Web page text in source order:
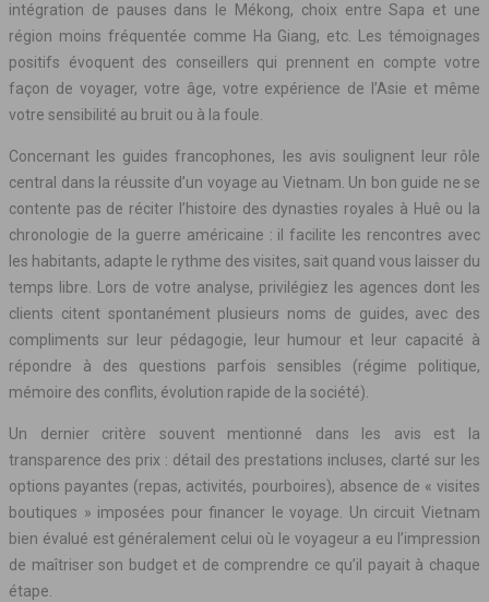
intégration de pauses dans le Mékong, choix entre Sapa et une
région moins fréquentée comme Ha Giang, etc. Les témoignages
positifs évoquent des conseillers qui prennent en compte votre
façon de voyager, votre âge, votre expérience de l’Asie et même
votre sensibilité au bruit ou à la foule.
Concernant les guides francophones, les avis soulignent leur rôle
central dans la réussite d’un voyage au Vietnam. Un bon guide ne se
contente pas de réciter l’histoire des dynasties royales à Huê ou la
chronologie de la guerre américaine : il facilite les rencontres avec
les habitants, adapte le rythme des visites, sait quand vous laisser du
temps libre. Lors de votre analyse, privilégiez les agences dont les
clients citent spontanément plusieurs noms de guides, avec des
compliments sur leur pédagogie, leur humour et leur capacité à
répondre à des questions parfois sensibles (régime politique,
mémoire des conflits, évolution rapide de la société).
Un dernier critère souvent mentionné dans les avis est la
transparence des prix : détail des prestations incluses, clarté sur les
options payantes (repas, activités, pourboires), absence de « visites
boutiques » imposées pour financer le voyage. Un circuit Vietnam
bien évalué est généralement celui où le voyageur a eu l’impression
de maîtriser son budget et de comprendre ce qu’il payait à chaque
étape.